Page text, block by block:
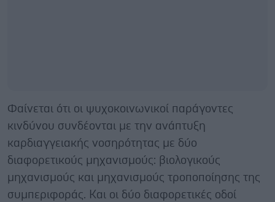
Φαίνεται ότι οι ψυχοκοινωνικοί παράγοντες
κινδύνου συνδέονται με την ανάπτυξη
καρδιαγγειακής νοσηρότητας με δύο
διαφορετικούς μηχανισμούς: βιολογικούς
μηχανισμούς και μηχανισμούς τροποποίησης της
συμπεριφοράς. Και οι δύο διαφορετικές οδοί